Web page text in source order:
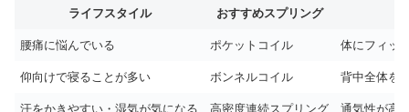
ライフスタイル おすすめスプリング
腰痛に悩んでいる ポケットコイル 体にフィッ
仰向けで寝ることが多い ボンネルコイル 背中全体を
汗をかきやすい・湿気が気になる 高密度連続スプリング 通気性が高